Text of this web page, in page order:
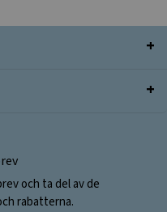
och ta del av de
rabatterna.